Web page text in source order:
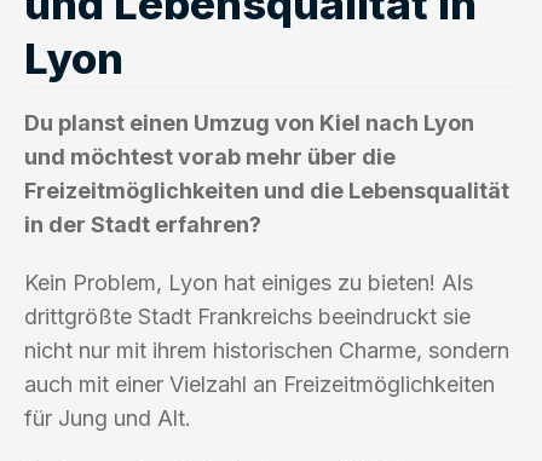
Lyon
Du planst einen Umzug von Kiel nach Lyon
und möchtest vorab mehr über die
Freizeitmöglichkeiten und die Lebensqualität
in der Stadt erfahren?
Kein Problem, Lyon hat einiges zu bieten! Als
drittgrößte Stadt Frankreichs beeindruckt sie
nicht nur mit ihrem historischen Charme, sondern
auch mit einer Vielzahl an Freizeitmöglichkeiten
für Jung und Alt.